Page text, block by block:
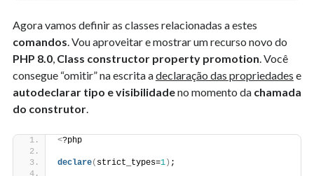
Agora vamos definir as classes relacionadas a estes
comandos. Vou aproveitar e mostrar um recurso novo do
PHP 8.0, Class constructor property promotion. Você
consegue “omitir” na escrita adeclaração das propriedades e
autodeclarar tipo e visibilidadeno momento da chamada
do construtor.
<?php
declare( strict_types=1) ;